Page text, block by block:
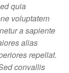
quia
voluptatem
a sapiente
alias
repellat.
convallis